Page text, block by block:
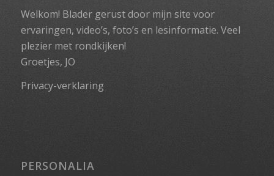
Welkom! Blader gerust door mijn site voor
ervaringen, video’s, foto’s en lesinformatie. Veel
plezier met rondkijken!
Groetjes, JO
Privacy-verklaring
PERSONALIA